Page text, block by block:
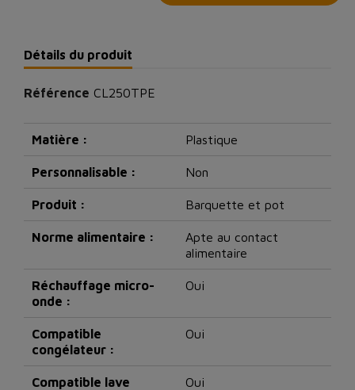
Détails du produit
Référence CL250TPE
Matière : Plastique
Personnalisable : Non
Produit : Barquette et pot
Norme alimentaire :
Apte au contact
alimentaire
Réchauffage micro-
onde :
Oui
Compatible
congélateur :
Oui
Compatible lave
Oui